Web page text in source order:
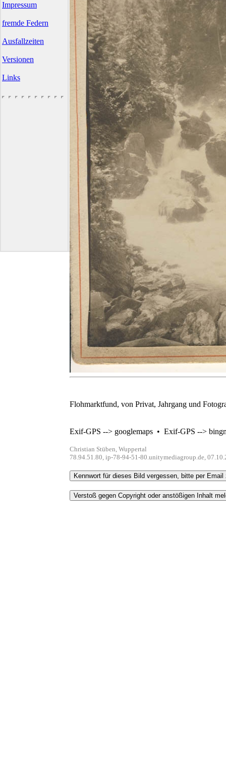
Impressum
fremde Federn
Ausfallzeiten
Versionen
Links
Flohmarktfund, von Privat, Jahrgang und
Exif-GPS --> googlemaps • Exif-GPS -->
Christian Stüben, Wuppertal
78.94.51.80, ip-78-94-51-80.unitymediagroup.de,